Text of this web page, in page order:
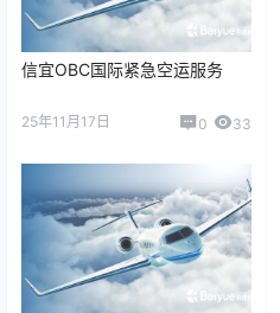
信宜OBC国际紧急空运服务
25年11月17日 0 33